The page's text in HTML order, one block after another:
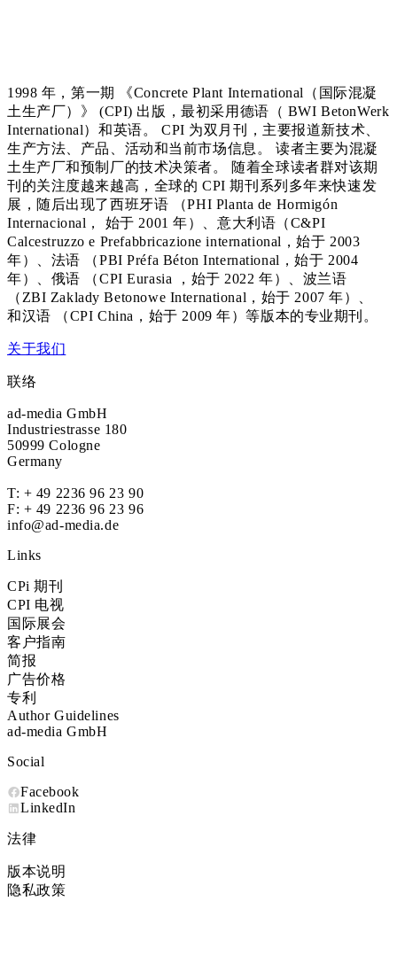
1998 年，第一期 《Concrete Plant International（国际混凝
土生产厂）》 (CPI) 出版，最初采用德语（ BWI BetonWerk
International）和英语。 CPI 为双月刊，主要报道新技术、
生产方法、产品、活动和当前市场信息。 读者主要为混凝
土生产厂和预制厂的技术决策者。 随着全球读者群对该期
刊的关注度越来越高，全球的 CPI 期刊系列多年来快速发
展，随后出现了西班牙语 （PHI Planta de Hormigón
Internacional， 始于 2001 年）、意大利语（C&PI
Calcestruzzo e Prefabbricazione international，始于 2003
年）、法语 （PBI Préfa Béton International，始于 2004
年）、俄语 （CPI Eurasia ，始于 2022 年）、波兰语
（ZBI Zaklady Betonowe International，始于 2007 年）、
和汉语 （CPI China，始于 2009 年）等版本的专业期刊。
关于我们
联络
ad-media GmbH
Industriestrasse 180
50999 Cologne
Germany
T: + 49 2236 96 23 90
F: + 49 2236 96 23 96
info@ad-media.de
Links
CPi 期刊
CPI 电视
国际展会
客户指南
简报
广告价格
专利
Author Guidelines
ad-media GmbH
Social
Facebook
LinkedIn
法律
版本说明
隐私政策